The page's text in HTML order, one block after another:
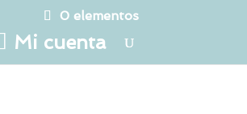
0 elementos
Mi cuenta